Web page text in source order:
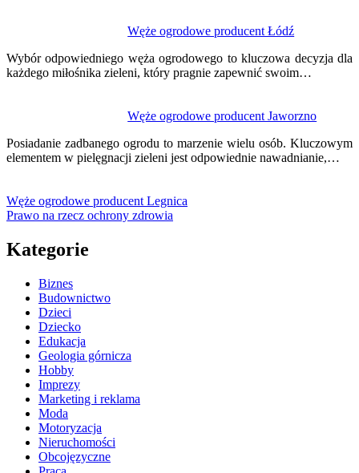
Węże ogrodowe producent Łódź
Wybór odpowiedniego węża ogrodowego to kluczowa decyzja dla
każdego miłośnika zieleni, który pragnie zapewnić swoim…
Węże ogrodowe producent Jaworzno
Posiadanie zadbanego ogrodu to marzenie wielu osób. Kluczowym
elementem w pielęgnacji zieleni jest odpowiednie nawadnianie,…
Węże ogrodowe producent Legnica
Prawo na rzecz ochrony zdrowia
Kategorie
Biznes
Budownictwo
Dzieci
Dziecko
Edukacja
Geologia górnicza
Hobby
Imprezy
Marketing i reklama
Moda
Motoryzacja
Nieruchomości
Obcojęzyczne